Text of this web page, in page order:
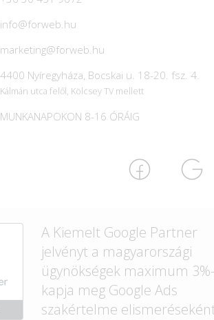
info@forweb.hu
marketing@forweb.hu
4400 Nyíregyháza, Bocskai u. 18-20. fsz. 4.
Kálmán utca felől, Kölcsey TV mellett
MUNKANAPOKON 8-16 ÓRÁIG
A Kiemelt Google Partner
jelvényt a magyarországi
ügynökségek maximum
kapja meg Google Ads
szakértelme